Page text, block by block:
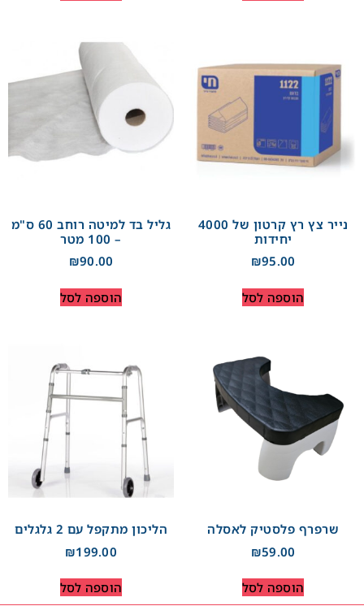
נייר צץ רץ קרטון של 4000
יחידות
₪95.00
הוספה לסל
גליל בד למיטה רוחב 60 ס"מ
– 100 מטר
₪90.00
הוספה לסל
שרפרף פלסטיק לאסלה
₪59.00
הוספה לסל
הליכון מתקפל עם 2 גלגלים
₪199.00
הוספה לסל